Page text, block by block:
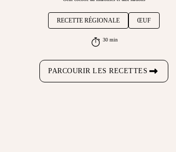
RECETTE RÉGIONALE ŒUF
30 min
PARCOURIR LES RECETTES